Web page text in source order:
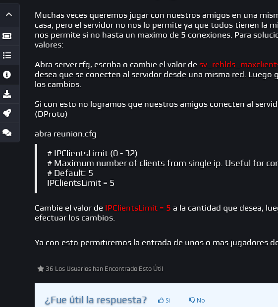
Muchas veces queremos jugar con nuestros amigos en una
casa, pero el servidor no nos lo permite ya que todos tienen la
nos permite si no hasta un maximo de 5 conexiones. Para
valores:
Abra server.cfg, escriba o cambie el valor de
desea que se conecten al servidor desde una misma red. Luego
los cambios.
Si con esto no logramos que nuestros amigos conecten al
(DProto)
abra reunion.cfg
# IPClientsLimit (0 - 32)
# Maximum number of clients from single ip. Useful for
# Default: 5
IPClientsLimit = 5
Cambie el valor de IPClientsLimit = 5 a la cantidad que desea,
efectuar los cambios.
Ya con esto permitiremos la entrada de unos o mas jugadores
36 Los Usuarios han Encontrado Esto Útil
¿Fue útil la respuesta? Si No